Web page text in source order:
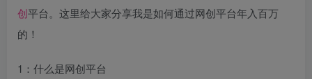
创平台。这里给大家分享我是如何通过网创平台年入百万
的！
1：什么是网创平台